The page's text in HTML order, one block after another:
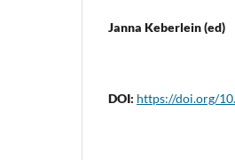
Janna Keberlein (ed)
DOI: https://doi.org/